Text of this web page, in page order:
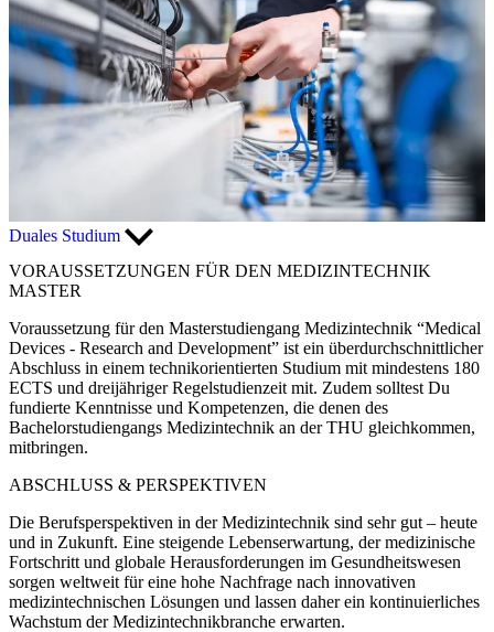
Duales Studium
VORAUSSETZUNGEN FÜR DEN MEDIZINTECHNIK
MASTER
Voraussetzung für den Masterstudiengang Medizintechnik “Medical
Devices - Research and Development” ist ein überdurchschnittlicher
Abschluss in einem technikorientierten Studium mit mindestens 180
ECTS und dreijähriger Regelstudienzeit mit. Zudem solltest Du
fundierte Kenntnisse und Kompetenzen, die denen des
Bachelorstudiengangs Medizintechnik an der THU gleichkommen,
mitbringen.
ABSCHLUSS & PERSPEKTIVEN
Die Berufsperspektiven in der Medizintechnik sind sehr gut – heute
und in Zukunft. Eine steigende Lebenserwartung, der medizinische
Fortschritt und globale Herausforderungen im Gesundheitswesen
sorgen weltweit für eine hohe Nachfrage nach innovativen
medizintechnischen Lösungen und lassen daher ein kontinuierliches
Wachstum der Medizintechnikbranche erwarten.